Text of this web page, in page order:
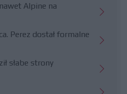
Alpine na
Perez dostał formalne
słabe strony